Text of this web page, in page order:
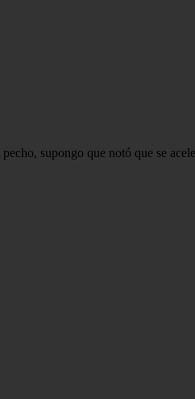
supongo que notó que se